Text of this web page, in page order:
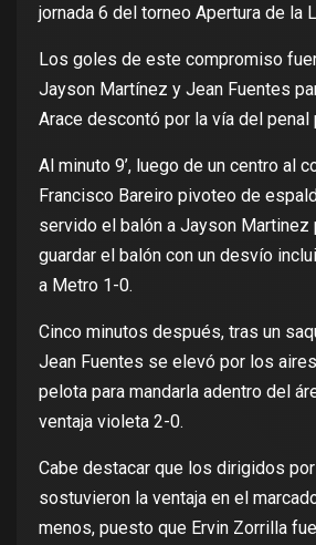
jornada 6 del torneo Apertura de la
Los goles de este compromiso
Jayson Martínez y Jean Fuentes
Arace descontó por la vía del penal
Al minuto 9’, luego de un centro al
Francisco Bareiro pivoteo de
servido el balón a Jayson Martinez
guardar el balón con un desvío
a Metro 1-0.
Cinco minutos después, tras un
Jean Fuentes se elevó por los
pelota para mandarla adentro del
ventaja violeta 2-0.
Cabe destacar que los dirigidos
sostuvieron la ventaja en el
menos, puesto que Ervin Zorrilla